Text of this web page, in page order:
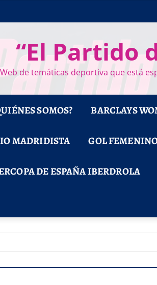
“El Partido
Web de temáticas deportiva que está
SOMOS? BARCLAYS
MADRIDISTA GOL
DE ESPAÑA IBERDROLA